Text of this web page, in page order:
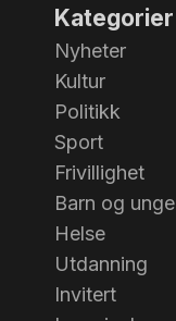
Kategorier
Nyheter
Kultur
Politikk
Sport
Frivillighet
Barn og unge
Helse
Utdanning
Invitert